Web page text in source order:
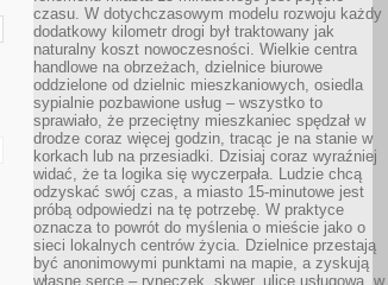
czasu. W dotychczasowym modelu rozwoju każdy
dodatkowy kilometr drogi był traktowany jak
naturalny koszt nowoczesności. Wielkie centra
handlowe na obrzeżach, dzielnice biurowe
oddzielone od dzielnic mieszkaniowych, osiedla
sypialnie pozbawione usług – wszystko to
sprawiało, że przeciętny mieszkaniec spędzał w
drodze coraz więcej godzin, tracąc je na stanie w
korkach lub na przesiadki. Dzisiaj coraz wyraźniej
widać, że ta logika się wyczerpała. Ludzie chcą
odzyskać swój czas, a miasto 15-minutowe jest
próbą odpowiedzi na tę potrzebę. W praktyce
oznacza to powrót do myślenia o mieście jako o
sieci lokalnych centrów życia. Dzielnice przestają
być anonimowymi punktami na mapie, a zyskują
własne serce – ryneczek, skwer, ulicę usługową, w